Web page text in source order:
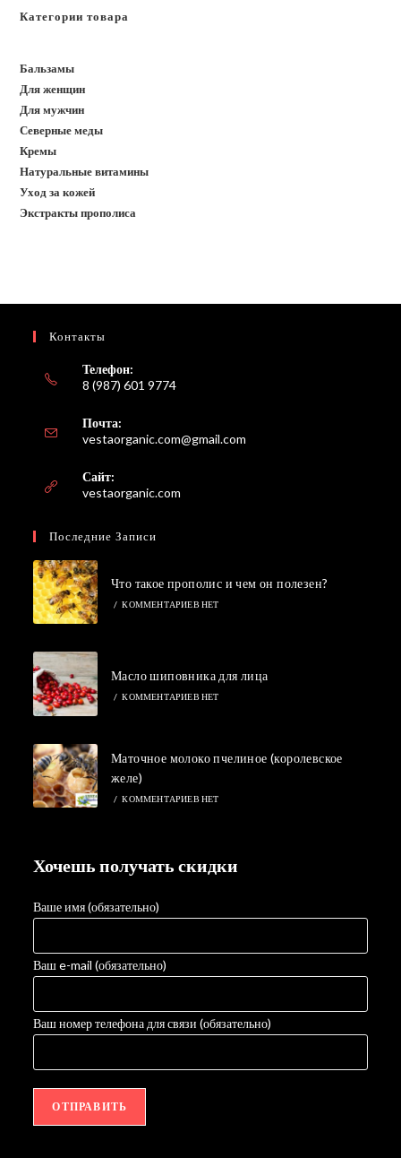
Категории товара
Бальзамы
Для женщин
Для мужчин
Северные меды
Кремы
Натуральные витамины
Уход за кожей
Экстракты прополиса
Контакты
Телефон:
8 (987) 601 9774
Почта:
vestaorganic.com@gmail.com
Сайт:
vestaorganic.com
Последние Записи
Что такое прополис и чем он полезен?
/ КОММЕНТАРИЕВ НЕТ
Масло шиповника для лица
/ КОММЕНТАРИЕВ НЕТ
Маточное молоко пчелиное (королевское
желе)
/ КОММЕНТАРИЕВ НЕТ
Хочешь получать скидки
Ваше имя (обязательно)
Ваш e-mail (обязательно)
Ваш номер телефона для связи (обязательно)